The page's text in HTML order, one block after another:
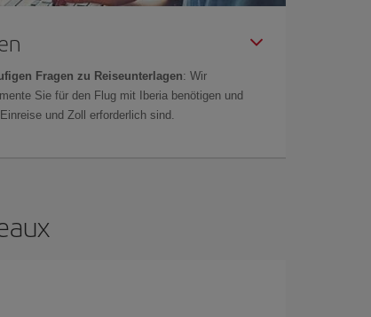
Fragen zu Reiseunterlagen: Wir
Sie für den Flug mit Iberia benötigen und
und Zoll erforderlich sind.